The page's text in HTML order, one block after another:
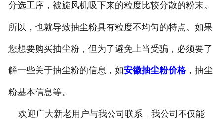
分选工序，被旋风机吸下来的粒度比较分散的粉末。
所以，也就导致抽尘粉具有粒度不均匀的特点。如果
您想要购买抽尘粉，但为了避免上当受骗，必须要了
解一些关于抽尘粉的信息，如安徽抽尘粉价格，抽尘
粉基本信息等。
欢迎广大新老用户与我公司联系，我公司不仅能